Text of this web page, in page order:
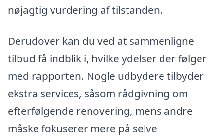
nøjagtig vurdering af tilstanden.
Derudover kan du ved at sammenligne
tilbud få indblik i, hvilke ydelser der følger
med rapporten. Nogle udbydere tilbyder
ekstra services, såsom rådgivning om
efterfølgende renovering, mens andre
måske fokuserer mere på selve